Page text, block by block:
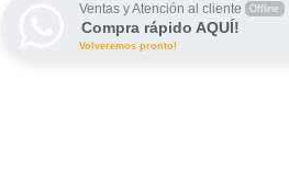
Ventas y Atención al cliente Offline
Compra rápido AQUÍ!
Volveremos pronto!